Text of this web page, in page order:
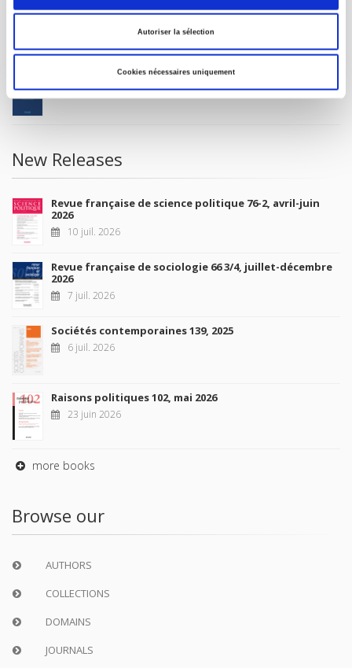
Autoriser la sélection
Cookies nécessaires uniquement
Future Releases
La France et l'Union européenne
4 sept. 2026
New Releases
Revue française de science politique 76-2, avril-juin
2026
10 juil. 2026
Revue française de sociologie 66 3/4, juillet-décembre
2026
7 juil. 2026
Sociétés contemporaines 139, 2025
6 juil. 2026
Raisons politiques 102, mai 2026
23 juin 2026
more books
Browse our
AUTHORS
COLLECTIONS
DOMAINS
JOURNALS